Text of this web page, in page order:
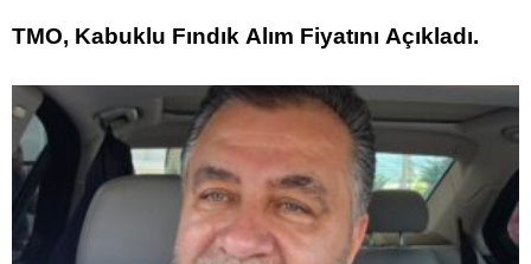
TMO, Kabuklu Fındık Alım Fiyatını Açıkladı.